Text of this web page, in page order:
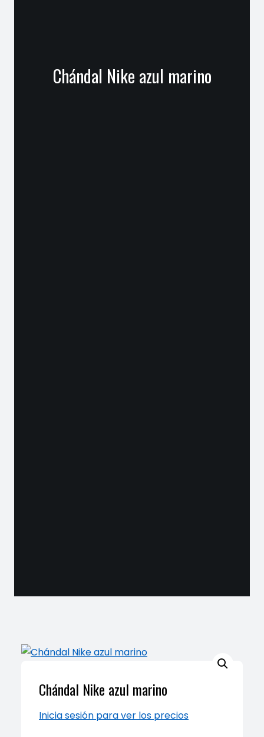
Chándal Nike azul marino
Chándal Nike azul marino
Inicia sesión para ver los precios